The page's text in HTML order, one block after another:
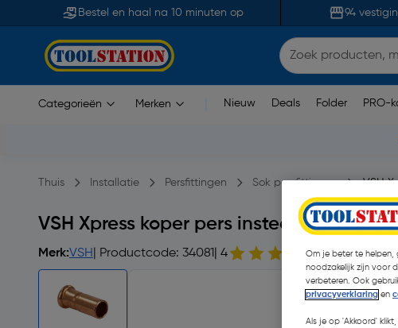
Bestel en haal na 10 minuten op 94
Categorieën Merken Nieuw Deals Folder PRO-
Thuis Installatie Persfittingen Sok persfittingen VSH
VSH Xpress koper pers insteekverloopsok
Merk:VSH | Productcode: 34081 | 4 1
Om je beter te helpen,
noodzakelijk zijn voor
verbeteren. Ook
privacyverklaring en
Als je op 'Akkoord'